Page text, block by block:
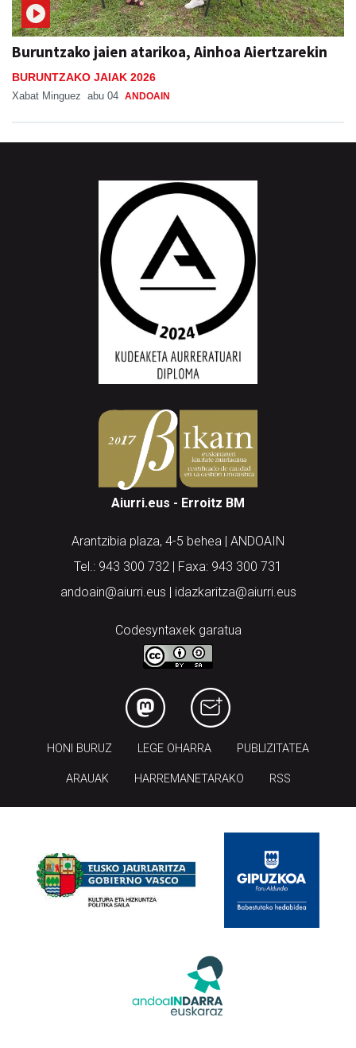
Buruntzako jaien atarikoa, Ainhoa Aiertzarekin
BURUNTZAKO JAIAK 2026
Xabat Minguez abu 04 ANDOAIN
Aiurri.eus - Erroitz BM
Arantzibia plaza, 4-5 behea | ANDOAIN
Tel.: 943 300 732 | Faxa: 943 300 731
andoain@aiurri.eus | idazkaritza@aiurri.eus
Codesyntaxek garatua
HONI BURUZ LEGE OHARRA PUBLIZITATEA
ARAUAK HARREMANETARAKO RSS